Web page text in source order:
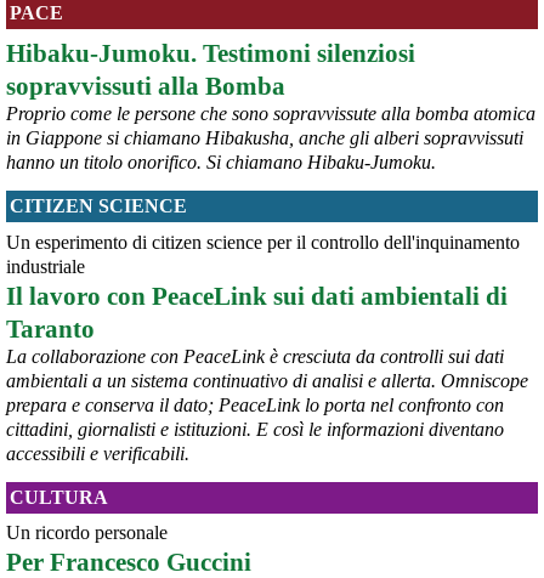
Da Luisa Morgantini, presidente di AssopacePalestina (per contatti:
lmorgantiniassopace@gmail.com)
A Supino, in provincia di Frosinone, al centro di AssopacePalestina
"Bab el Sham" (la  porta del sole), dal 16 al 23 agosto 2026, 60
studentesse e studenti di Gaza, che hanno avuto scholarship da
diverse Universita' italiane, si incontreranno per conoscersi,
scambiare idee, essere di reciproco aiuto, per condividere la loro
situazione, i bisogni e le necessita'.
#dirittiglobali #Palestina
@peacelink - 9/8/2026 10:43
Ivrea, 232° Presidio per la Pace di Sabato 8° agosto 2026 - Report
fotografico
pace #pcknews Ivrea
PACE
Hibaku-Jumoku. Testimoni silenziosi
sopravvissuti alla Bomba
Proprio come le persone che sono sopravvissute alla bomba atomica
in Giappone si chiamano Hibakusha, anche gli alberi sopravvissuti
hanno un titolo onorifico. Si chiamano Hibaku-Jumoku.
CITIZEN SCIENCE
Un esperimento di citizen science per il controllo dell'inquinamento
industriale
Il lavoro con PeaceLink sui dati ambientali di
Taranto
La collaborazione con PeaceLink è cresciuta da controlli sui dati
ambientali a un sistema continuativo di analisi e allerta. Omniscope
prepara e conserva il dato; PeaceLink lo porta nel confronto con
cittadini, giornalisti e istituzioni. E così le informazioni diventano
accessibili e verificabili.
CULTURA
Un ricordo personale
Per Francesco Guccini